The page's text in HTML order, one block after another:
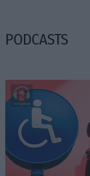
PODCASTS